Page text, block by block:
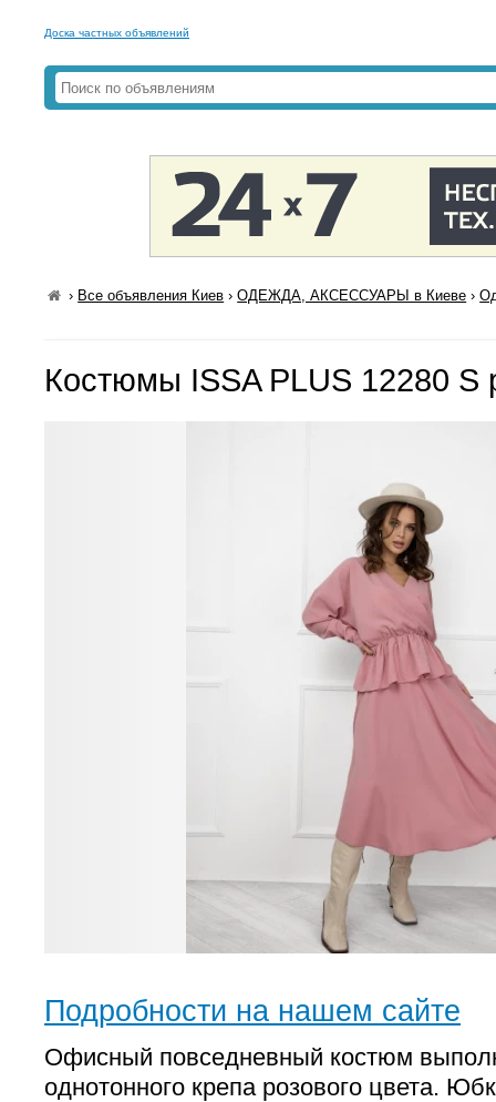
Доска частных объявлений
› Все объявления Киев ›ОДЕЖДА, АКСЕССУАРЫ в Киеве ›
Костюмы ISSA PLUS 12280 S
Подробности на нашем сайте
Офисный повседневный костюм
однотонного крепа розового цвета.